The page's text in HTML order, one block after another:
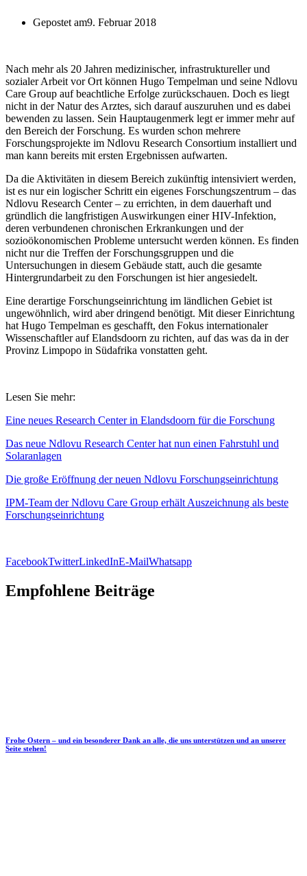
Gepostet am9. Februar 2018
Nach mehr als 20 Jahren medizinischer, infrastruktureller und
sozialer Arbeit vor Ort können Hugo Tempelman und seine Ndlovu
Care Group auf beachtliche Erfolge zurückschauen. Doch es liegt
nicht in der Natur des Arztes, sich darauf auszuruhen und es dabei
bewenden zu lassen. Sein Hauptaugenmerk legt er immer mehr auf
den Bereich der Forschung. Es wurden schon mehrere
Forschungsprojekte im Ndlovu Research Consortium installiert und
man kann bereits mit ersten Ergebnissen aufwarten.
Da die Aktivitäten in diesem Bereich zukünftig intensiviert werden,
ist es nur ein logischer Schritt ein eigenes Forschungszentrum – das
Ndlovu Research Center – zu errichten, in dem dauerhaft und
gründlich die langfristigen Auswirkungen einer HIV-Infektion,
deren verbundenen chronischen Erkrankungen und der
sozioökonomischen Probleme untersucht werden können. Es finden
nicht nur die Treffen der Forschungsgruppen und die
Untersuchungen in diesem Gebäude statt, auch die gesamte
Hintergrundarbeit zu den Forschungen ist hier angesiedelt.
Eine derartige Forschungseinrichtung im ländlichen Gebiet ist
ungewöhnlich, wird aber dringend benötigt. Mit dieser Einrichtung
hat Hugo Tempelman es geschafft, den Fokus internationaler
Wissenschaftler auf Elandsdoorn zu richten, auf das was da in der
Provinz Limpopo in Südafrika vonstatten geht.
Lesen Sie mehr:
Eine neues Research Center in Elandsdoorn für die Forschung
Das neue Ndlovu Research Center hat nun einen Fahrstuhl und
Solaranlagen
Die große Eröffnung der neuen Ndlovu Forschungseinrichtung
IPM-Team der Ndlovu Care Group erhält Auszeichnung als beste
Forschungseinrichtung
FacebookTwitterLinkedInE-MailWhatsapp
Empfohlene Beiträge
Frohe Ostern – und ein besonderer Dank an alle, die uns unterstützen und an unserer
Seite stehen!